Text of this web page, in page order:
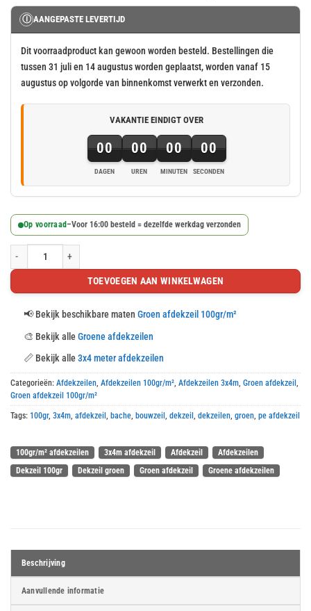
Ⓘ AANGEPASTE LEVERTIJD
Dit voorraadproduct kan gewoon worden besteld. Bestellingen die
tussen 31 juli en 14 augustus worden geplaatst, worden vanaf 15
augustus op volgorde van binnenkomst verwerkt en verzonden.
VAKANTIE EINDIGT OVER
00
DAGEN
00
UREN
00
MINUTEN
00
SECONDEN
Op voorraad –Voor 16:00 besteld = dezelfde werkdag verzonden
Groen afdekzeil 3x4m 100gr/m² aantal
TOEVOEGEN AAN WINKELWAGEN
📢 Bekijk beschikbare maten Groen afdekzeil 100gr/m²
🎨 Bekijk alleGroene afdekzeilen
📏 Bekijk alle3x4 meter afdekzeilen
Categorieën: Afdekzeilen, Afdekzeilen 100gr/m², Afdekzeilen 3x4m, Groen afdekzeil,
Groen afdekzeil 100gr/m²
Tags: 100gr, 3x4m, afdekzeil, bache, bouwzeil, dekzeil, dekzeilen, groen, pe afdekzeil
100gr/m² afdekzeilen 3x4m afdekzeil Afdekzeil
Afdekzeilen
Dekzeil 100gr
Dekzeil groen Groen afdekzeil Groene afdekzeilen
Beschrijving
Aanvullende informatie